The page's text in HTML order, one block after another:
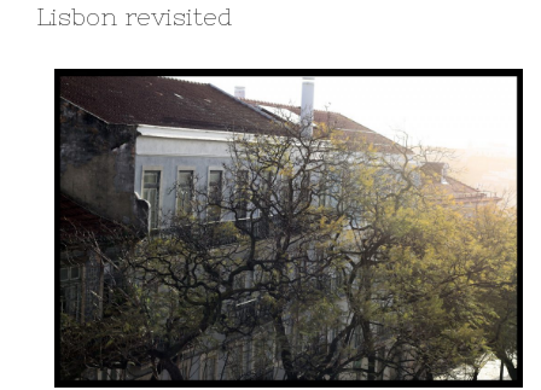
Lisbon revisited